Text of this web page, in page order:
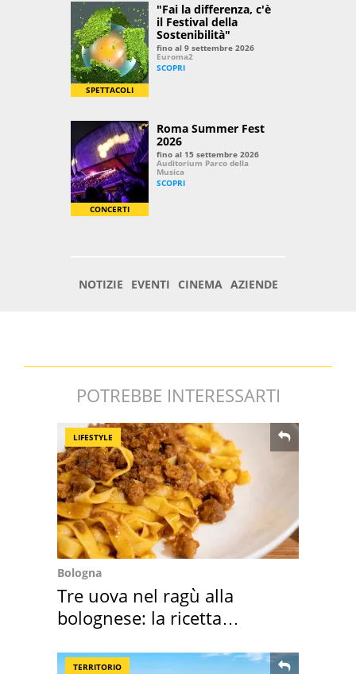
POTREBBE INTERESSARTI
LIFESTYLE
Bologna
Tre uova nel ragù alla
bolognese: la ricetta
TERRITORIO